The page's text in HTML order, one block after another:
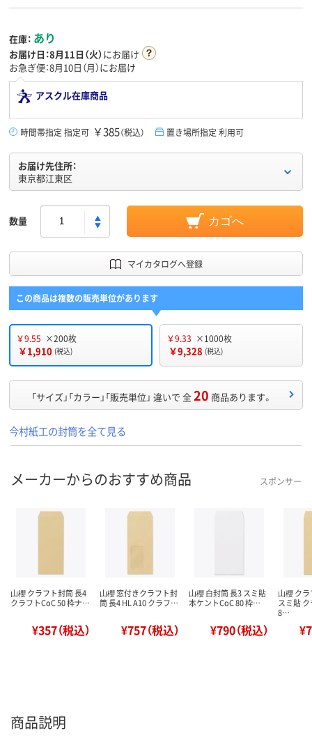
在庫： あり
お届け日：8月11日（火）にお届け
お急ぎ便：8月10日（月）にお届け
アスクル在庫商品
時間帯指定 指定可 ￥385（税込） 置き場所指定 利用可
お届け先住所：
東京都江東区
数量 カゴへ
マイカタログへ登録
この商品は複数の販売単位があります
￥9.55 ×200枚
￥1,910 (税込)
￥9.33 ×1000枚
￥9,328 (税込)
「サイズ」「カラー」「販売単位」 違いで 全20 商品あります。
今村紙工の封筒を全て見る
メーカーからのおすすめ商品 スポンサー
山櫻 クラフト封筒 長4
クラフトCoC 50 枠ナ…
¥357（税込）
山櫻 窓付きクラフト封
筒 長4 HL A10 クラフ…
¥757（税込）
山櫻 白封筒 長3 スミ貼
本ケントCoC 80 枠…
¥790（税込）
山櫻 ク
スミ貼
8…
商品説明